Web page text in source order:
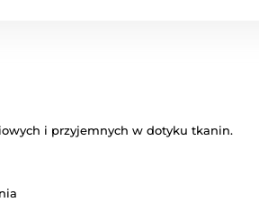
i przyjemnych w dotyku tkanin.